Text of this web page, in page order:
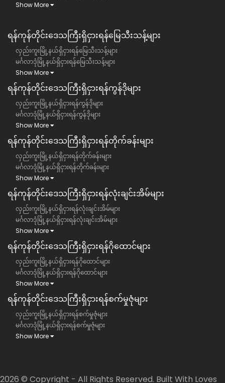
Show More
ရန်ကုန်တိုင်းဒေသကြီး​​ရှိငှားရန်မြေသီးသန့်များ
လှည်းကူးမြို့နယ်ရှိငှားရန်မြေသီးသန့်များ
မင်္ဂလာဒုံမြို့နယ်ရှိငှားရန်မြေသီးသန့်များ
Show More
ရန်ကုန်တိုင်းဒေသကြီး​​ရှိငှားရန်ကွန်ဒိုများ
လှည်းကူးမြို့နယ်ရှိငှားရန်ကွန်ဒိုများ
မင်္ဂလာဒုံမြို့နယ်ရှိငှားရန်ကွန်ဒိုများ
Show More
ရန်ကုန်တိုင်းဒေသကြီး​​ရှိငှားရန်တိုက်ခန်းများ
လှည်းကူးမြို့နယ်ရှိငှားရန်တိုက်ခန်းများ
မင်္ဂလာဒုံမြို့နယ်ရှိငှားရန်တိုက်ခန်းများ
Show More
ရန်ကုန်တိုင်းဒေသကြီး​​ရှိငှားရန်လုံးချင်းအိမ်များ
လှည်းကူးမြို့နယ်ရှိငှားရန်လုံးချင်းအိမ်များ
မင်္ဂလာဒုံမြို့နယ်ရှိငှားရန်လုံးချင်းအိမ်များ
Show More
ရန်ကုန်တိုင်းဒေသကြီး​​ရှိငှားရန်ဂိုထောင်များ
လှည်းကူးမြို့နယ်ရှိငှားရန်ဂိုထောင်များ
မင်္ဂလာဒုံမြို့နယ်ရှိငှားရန်ဂိုထောင်များ
Show More
ရန်ကုန်တိုင်းဒေသကြီး​​ရှိငှားရန်စက်မှုဇုံများ
လှည်းကူးမြို့နယ်ရှိငှားရန်စက်မှုဇုံများ
မင်္ဂလာဒုံမြို့နယ်ရှိငှားရန်စက်မှုဇုံများ
Show More
2026 © Copyright - All Rights Reserved. Built With Loves